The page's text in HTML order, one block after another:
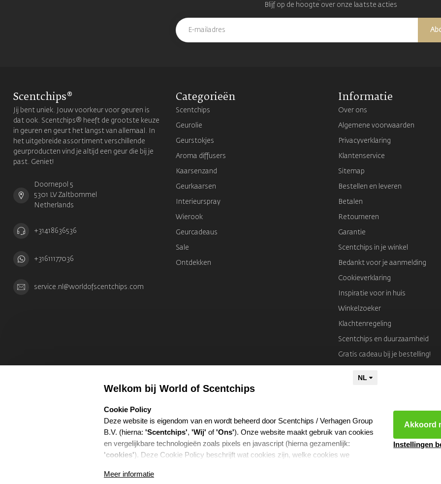
Blijf op de hoogte over onze laatste acties
Scentchips®
Jij bent uniek. Jouw voorkeur voor geuren is
dat ook. Scentchips® heeft de grootste keuze
in geuren en geurt het langst van allemaal. In
het uitgebreide assortiment verschillende
geurproducten vind je altijd een geur die bij je
past. Geniet!
Doornepol 5
5301 LV Zaltbommel
Netherlands
+31418636536
+31611177036
service.nl@worldofscentchips.com
Categorieën
Scentchips
Geurolie
Geurstokjes
Aroma diffusers
Kaarsenzand
Geurkaarsen
Interieurspray
Wierook
Geurcadeaus
Sale
Ontdekken
Informatie
Over ons
Algemene voorwaarden
Privacyverklaring
Klantenservice
Sitemap
Bestellen en leveren
Betalen
Retourneren
Garantie
Scentchips in je winkel
Bedankt voor je aanmelding
Cookieverklaring
Inspiratie voor in huis
Winkelzoeker
Klachtenregeling
Scentchips en duurzaamheid
Gratis cadeau bij je bestelling!
Welkom bij World of Scentchips
select language
Cookie Policy
Deze website is eigendom van en wordt beheerd door Scentchips / Verhagen Group
B.V. (hierna: 'Scentchips', 'Wij' of'Ons'). Onze website maakt gebruik van cookies
en vergelijkbare technologieën zoals pixels en javascript (hierna gezamenlijk:
'cookies'). Deze Cookie Policy beschrijft wat cookies zijn, welke cookies we
hiervoor samenwerken.
Meer informatie
Akkoord
Instellingen